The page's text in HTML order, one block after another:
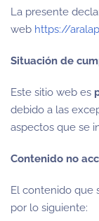
La presente
web https://
Situación de
Este sitio web es
debido a las
aspectos que se
Contenido no
El contenido que
por lo siguiente: